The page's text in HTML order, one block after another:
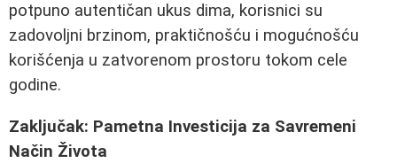
potpuno autentičan ukus dima, korisnici su
zadovoljni brzinom, praktičnošću i mogućnošću
korišćenja u zatvorenom prostoru tokom cele
godine.
Zaključak: Pametna Investicija za Savremeni
Način Života